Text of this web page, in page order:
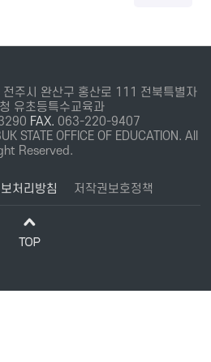
주시 완산구 홍산로 111 전북특별자
유초등특수교육과
FAX. 063-220-9407
STATE OFFICE OF EDUCATION. All
Reserved.
처리방침 저작권보호정책